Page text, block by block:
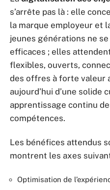
s’arrête pas là : elle
la marque employeur et
jeunes générations ne
efficaces ; elles
flexibles, ouverts,
des offres à forte valeur
aujourd’hui d’une solide
apprentissage continu
compétences.
Les bénéfices attendus
montrent les axes
Optimisation de